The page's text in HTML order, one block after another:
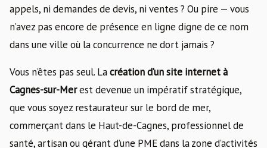
appels, ni demandes de devis, ni ventes ? Ou pire — vous
n’avez pas encore de présence en ligne digne de ce nom
dans une ville où la concurrence ne dort jamais ?
Vous n’êtes pas seul. Lacréation d’un site internet à
Cagnes-sur-Merest devenue un impératif stratégique,
que vous soyez restaurateur sur le bord de mer,
commerçant dans le Haut-de-Cagnes, professionnel de
santé, artisan ou gérant d’une PME dans la zone d’activités